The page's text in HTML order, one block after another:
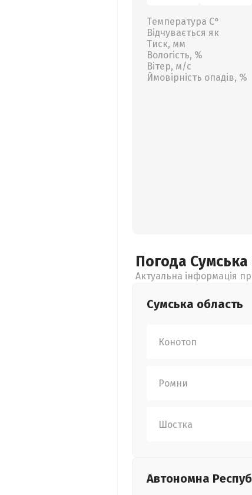
Температура С°
Відчувається як
Тиск, мм
Вологість, %
Вітер, м/с
Ймовірність опадів, %
Погода Сумська
Актуальна інформація
Сумська область
Конотоп
Ромни
Шостка
Автономна